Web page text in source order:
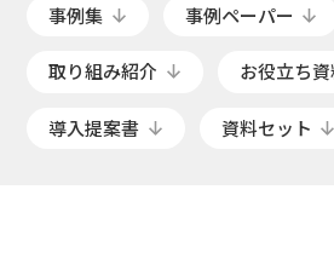
事例集 事例ペーパー
取り組み紹介 お役立ち
導入提案書 資料セット